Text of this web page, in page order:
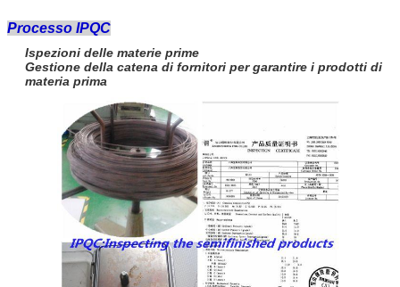
Processo IPQC
Ispezioni delle materie prime
Gestione della catena di fornitori per garantire i prodotti di
materia prima